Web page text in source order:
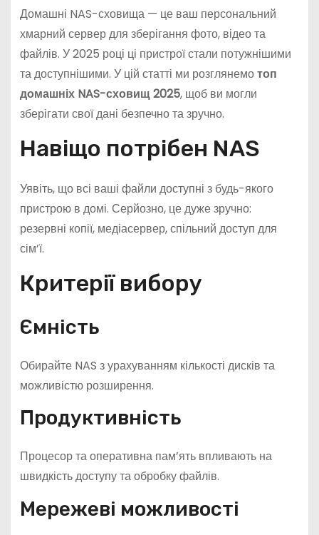
Домашні NAS-сховища — це ваш персональний
хмарний сервер для зберігання фото, відео та
файлів. У 2025 році ці пристрої стали потужнішими
та доступнішими. У цій статті ми розглянемотоп
домашніх NAS-сховищ 2025, щоб ви могли
зберігати свої дані безпечно та зручно.
Навіщо потрібен NAS
Уявіть, що всі ваші файли доступні з будь-якого
пристрою в домі. Серйозно, це дуже зручно:
резервні копії, медіасервер, спільний доступ для
сім’ї.
Критерії вибору
Ємність
Обирайте NAS з урахуванням кількості дисків та
можливістю розширення.
Продуктивність
Процесор та оперативна пам’ять впливають на
швидкість доступу та обробку файлів.
Мережеві можливості